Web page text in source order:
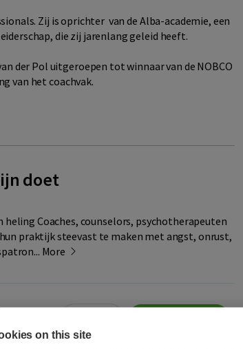
Zij is oprichter van de Alba-academie, een
die zij jarenlang geleid heeft.
der Pol uitgeroepen tot winnaar van de NOBCO
van het coachvak.
doet
heling Coaches, counselors, psychotherapeuten
praktijk steevast te maken met angst, onrust,
More
Quantity
on this site